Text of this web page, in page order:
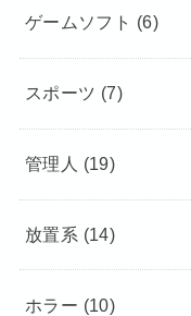
ゲームソフト (6)
スポーツ (7)
管理人 (19)
放置系 (14)
ホラー (10)